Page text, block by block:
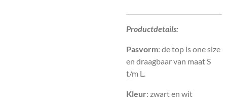
Productdetails:
Pasvorm: de top is one size
en draagbaar van maat S
t/m L.
Kleur: zwart en wit